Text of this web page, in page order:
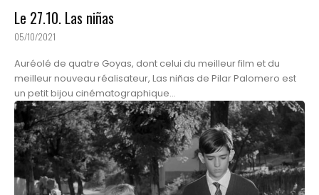
Le 27.10. Las niñas
05/10/2021
Auréolé de quatre Goyas, dont celui du meilleur film et du
meilleur nouveau réalisateur, Las niñas de Pilar Palomero est
un petit bijou cinématographique...